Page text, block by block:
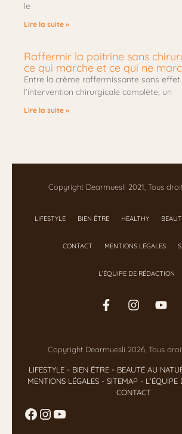
le
Lire la suite »
Raffermir la poitrine sans
ce qui marche et ce qui ne
Entre la crème raffermissante sans
l’intervention chirurgicale complète, un
Lire la suite »
Copyright Dearmuesli 2021, Tous
LIFESTYLE BIEN ÊTRE HEALTHY
CONTACT MENTIONS LÉGALES
L’ÉQUIPE DE RÉDACTION
Copyright Dearmuesli 2026, Tous
LIFESTYLE - BIEN ÊTRE - BEAUTÉ AU
MENTIONS LÉGALES - SITEMAP -
CONTACT